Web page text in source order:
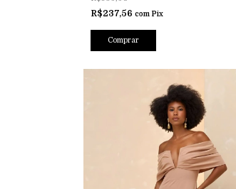
R$237,56 com Pix
Comprar